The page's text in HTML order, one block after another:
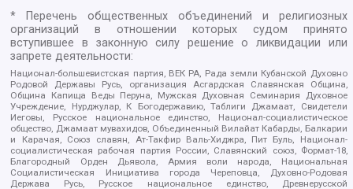
* Перечень общественных объединений и религиозных
организаций в отношении которых судом принято
вступившее в законную силу решение о ликвидации или
запрете деятельности:
Национал-большевистская партия, ВЕК РА, Рада земли Кубанской Духовно
Родовой Державы Русь, организация Асгардская Славянская Община,
Община Капища Веды Перуна, Мужская Духовная Семинария Духовное
Учреждение, Нурджулар, К Богодержавию, Таблиги Джамаат, Свидетели
Иеговы, Русское национальное единство, Национал-социалистическое
общество, Джамаат мувахидов, Объединенный Вилайат Кабарды, Балкарии
и Карачая, Союз славян, Ат-Такфир Валь-Хиджра, Пит Буль, Национал-
социалистическая рабочая партия России, Славянский союз, Формат-18,
Благородный Орден Дьявола, Армия воли народа, Национальная
Социалистическая Инициатива города Череповца, Духовно-Родовая
Держава Русь, Русское национальное единство, Древнерусской